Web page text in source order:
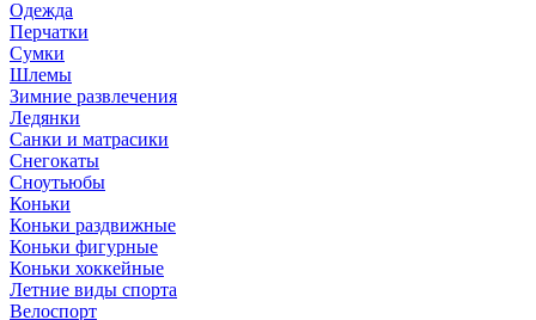
Одежда
Перчатки
Сумки
Шлемы
Зимние развлечения
Ледянки
Санки и матрасики
Снегокаты
Сноутьюбы
Коньки
Коньки раздвижные
Коньки фигурные
Коньки хоккейные
Летние виды спорта
Велоспорт